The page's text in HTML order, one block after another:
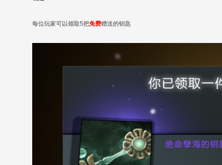
每位玩家可以领取5把免费赠送的钥匙